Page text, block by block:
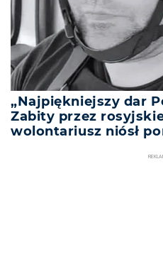
„Najpiękniejszy dar
Zabity przez
wolontariusz niósł